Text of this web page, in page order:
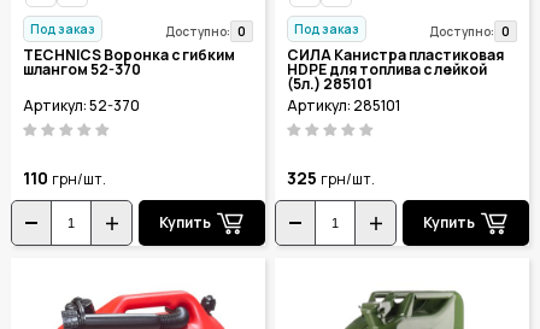
Под заказ Доступно: 0
TECHNICS Воронка с гибким
шлангом 52-370
Артикул: 52-370
110 грн/шт.
Купить
Под заказ Доступно: 0
СИЛА Канистра пластиковая
HDPE для топлива с лейкой
(5л.) 285101
Артикул: 285101
325 грн/шт.
Купить